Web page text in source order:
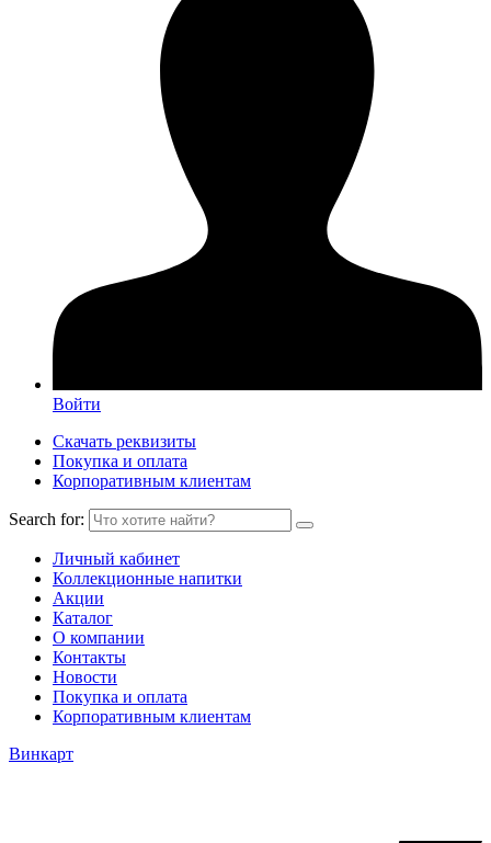
Войти
Скачать реквизиты
Покупка и оплата
Корпоративным клиентам
Search for:
Личный кабинет
Коллекционные напитки
Акции
Каталог
О компании
Контакты
Новости
Покупка и оплата
Корпоративным клиентам
Винкарт